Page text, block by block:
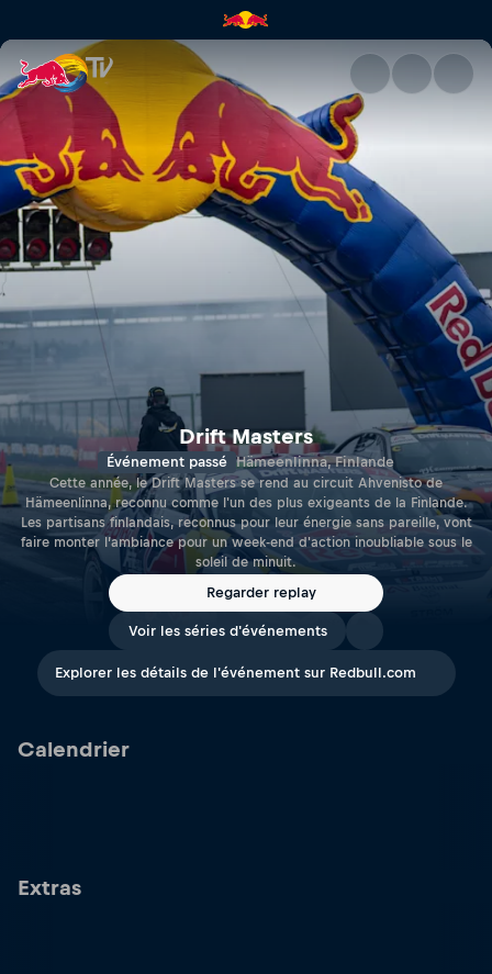
Drift Masters – Finlande |
Drift Masters
Événement passé Hämeenlinna, Finlande
Cette année, le Drift Masters se rend au circuit Ahvenisto de
Hämeenlinna, reconnu comme l'un des plus exigeants de la Finlande.
Les partisans finlandais, reconnus pour leur énergie sans pareille, vont
faire monter l’ambiance pour un week-end d'action inoubliable sous le
soleil de minuit.
Regarder replay
Voir les séries d'événements
Explorer les détails de l'événement sur Redbull.com
Calendrier
Extras